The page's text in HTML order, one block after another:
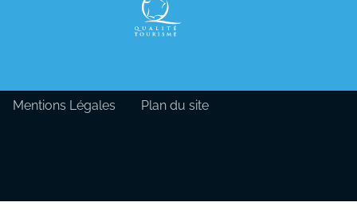
Mentions Légales Plan du site